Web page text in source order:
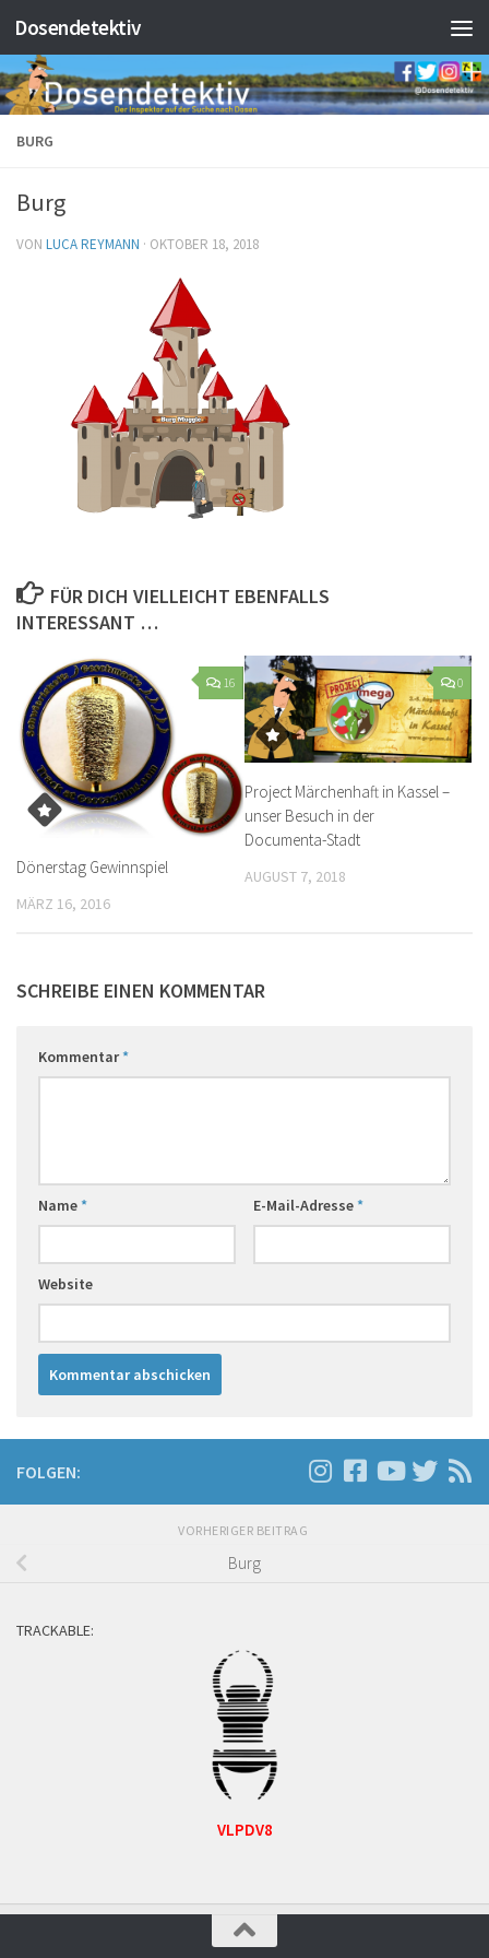
Zum Inhalt springen
Dosendetektiv
BURG
Burg
VON LUCA REYMANN · OKTOBER 18, 2018
FÜR DICH VIELLEICHT EBENFALLS
INTERESSANT …
16
Dönerstag Gewinnspiel
MÄRZ 16, 2016
0
Project Märchenhaft in Kassel –
unser Besuch in der
Documenta-Stadt
AUGUST 7, 2018
SCHREIBE EINEN KOMMENTAR
Kommentar*
Name* E-Mail-Adresse*
Website
FOLGEN:
VORHERIGER BEITRAG
Burg
TRACKABLE:
VLPDV8